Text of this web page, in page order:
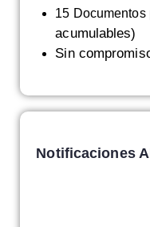
15 Documentos
acumulables)
Sin
Notificaciones
Generar